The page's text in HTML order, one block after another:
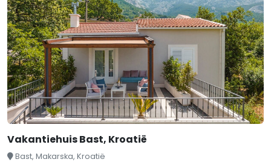
Vakantiehuis Bast, Kroatië
Bast, Makarska, Kroatië